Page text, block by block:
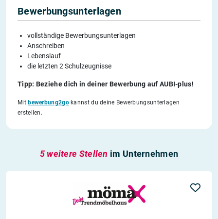
Bewerbungsunterlagen
vollständige Bewerbungsunterlagen
Anschreiben
Lebenslauf
die letzten 2 Schulzeugnisse
Tipp: Beziehe dich in deiner Bewerbung auf AUBI-plus!
Mit bewerbung2gokannst du deine Bewerbungsunterlagen
erstellen.
5 weitere Stellen im Unternehmen